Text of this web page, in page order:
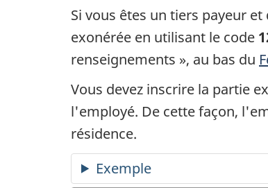
Si vous êtes un tiers payeur
exonérée en utilisant le code
renseignements », au bas du
Vous devez inscrire la partie
l'employé. De cette façon,
résidence.
Exemple